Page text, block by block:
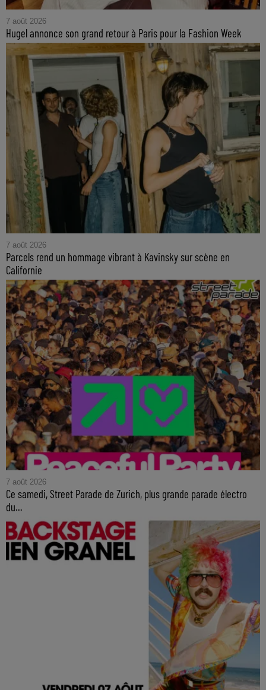
7 août 2026
Hugel annonce son grand retour à Paris pour la Fashion Week
7 août 2026
Parcels rend un hommage vibrant à Kavinsky sur scène en
Californie
7 août 2026
Ce samedi, Street Parade de Zurich, plus grande parade électro
du...